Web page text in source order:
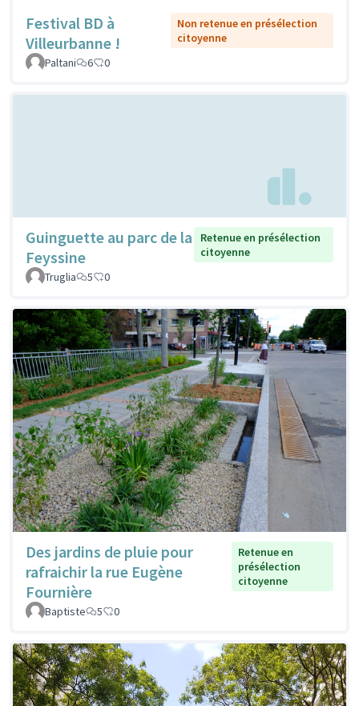
Festival BD à
Villeurbanne !
Non retenue en présélection
citoyenne
Paltani
6 0
Guinguette au parc de la
Feyssine
Retenue en présélection
citoyenne
Truglia
5 0
Des jardins de pluie pour
rafraichir la rue Eugène
Fournière
Retenue en
présélection
citoyenne
Baptiste 5 0